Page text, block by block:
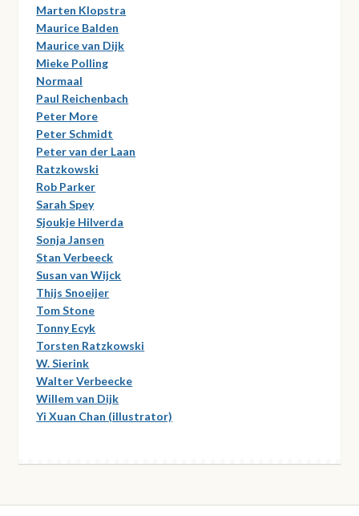
Marten Klopstra
Maurice Balden
Maurice van Dijk
Mieke Polling
Normaal
Paul Reichenbach
Peter More
Peter Schmidt
Peter van der Laan
Ratzkowski
Rob Parker
Sarah Spey
Sjoukje Hilverda
Sonja Jansen
Stan Verbeeck
Susan van Wijck
Thijs Snoeijer
Tom Stone
Tonny Ecyk
Torsten Ratzkowski
W. Sierink
Walter Verbeecke
Willem van Dijk
Yi Xuan Chan (illustrator)